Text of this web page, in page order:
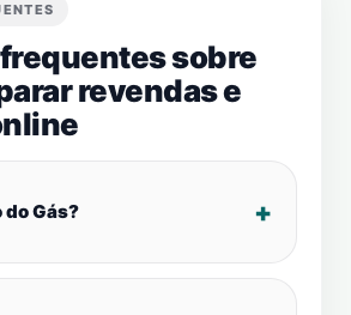
sobre
revendas e
do Gás?